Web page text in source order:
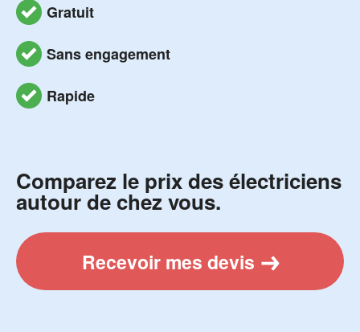
Gratuit
Sans engagement
Rapide
Comparez le prix des électriciens
autour de chez vous.
Recevoir mes devis